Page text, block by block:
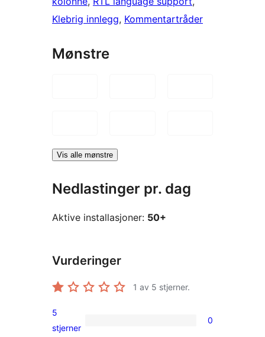
Klebrig innlegg, Kommentartråder
Mønstre
Vis alle mønstre
Nedlastinger pr. dag
Aktive installasjoner: 50+
Vurderinger
1 av 5 stjerner.
0
5
stjerner
0